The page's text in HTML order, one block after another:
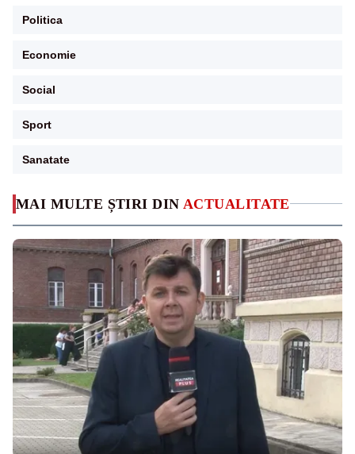
MAI MULTE ȘTIRI DIN ACTUALITATE
Politica
Economie
Social
Sport
Sanatate